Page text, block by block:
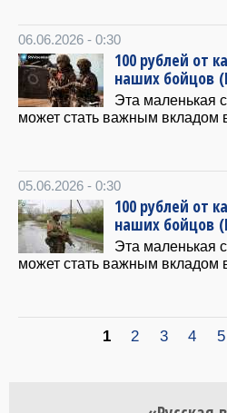
06.06.2026 - 0:30
100 рублей от
наших бойцов
Эта маленькая
может стать важным вкладом
05.06.2026 - 0:30
100 рублей от
наших бойцов
Эта маленькая
может стать важным вкладом
1 2 3 4 5